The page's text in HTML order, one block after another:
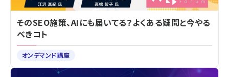
そのSEO施策、AIにも届いてる？よくある疑問と今やる
べきコト
オンデマンド講座